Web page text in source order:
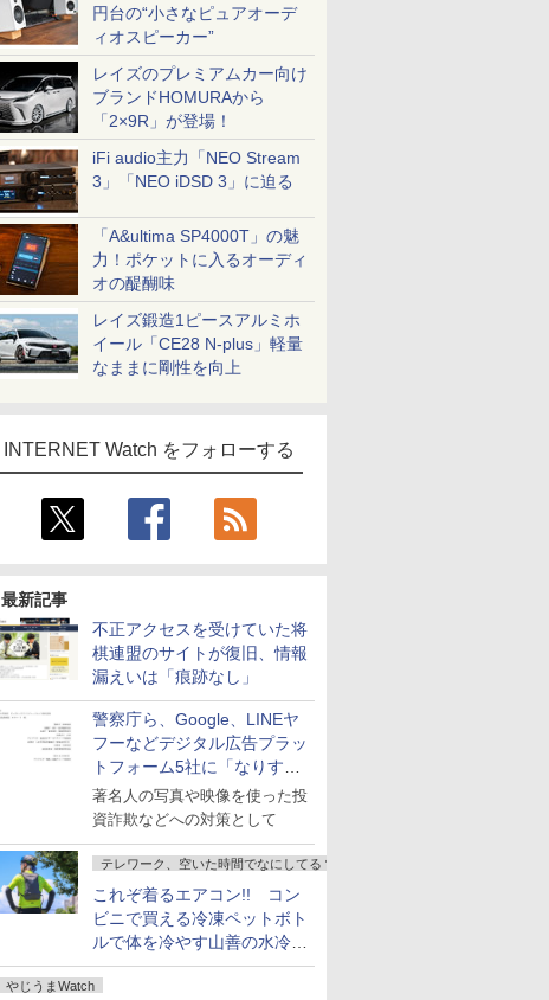
円台の“小さなピュアオーデ
ィオスピーカー”
レイズのプレミアムカー向け
ブランドHOMURAから
「2×9R」が登場！
iFi audio主力「NEO Stream
3」「NEO iDSD 3」に迫る
「A&ultima SP4000T」の魅
力！ポケットに入るオーディ
オの醍醐味
レイズ鍛造1ピースアルミホ
イール「CE28 N-plus」軽量
なままに剛性を向上
INTERNET Watch をフォローする
最新記事
不正アクセスを受けていた将
棋連盟のサイトが復旧、情報
漏えいは「痕跡なし」
警察庁ら、Google、LINEヤ
フーなどデジタル広告プラッ
トフォーム5社に「なりすま
し詐欺広告」対策強化を要請
著名人の写真や映像を使った投
資詐欺などへの対策として
テレワーク、空いた時間でなにしてる？
これぞ着るエアコン!! コン
ビニで買える冷凍ペットボト
ルで体を冷やす山善の水冷ベ
ストがロードバイクにちょう
どいい【ぼっち・ざ・ろー
やじうまWatch